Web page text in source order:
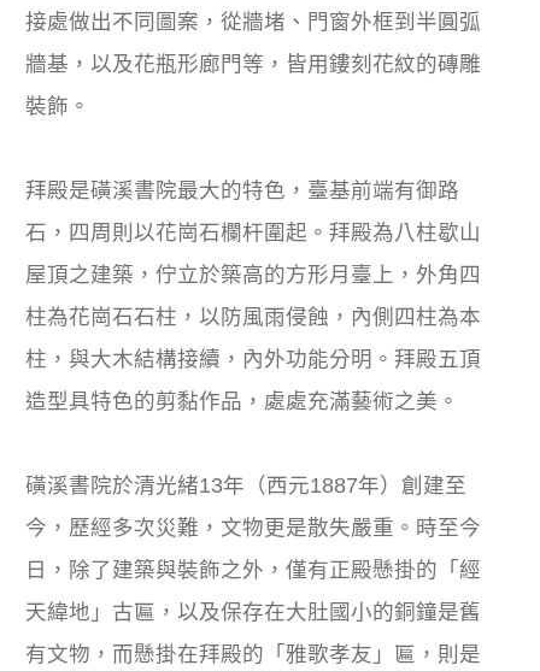
接處做出不同圖案，從牆堵、門窗外框到半圓弧
牆基，以及花瓶形廊門等，皆用鏤刻花紋的磚雕
裝飾。
拜殿是磺溪書院最大的特色，臺基前端有御路
石，四周則以花崗石欄杆圍起。拜殿為八柱歇山
屋頂之建築，佇立於築高的方形月臺上，外角四
柱為花崗石石柱，以防風雨侵蝕，內側四柱為本
柱，與大木結構接續，內外功能分明。拜殿五頂
造型具特色的剪黏作品，處處充滿藝術之美。
磺溪書院於清光緒13年（西元1887年）創建至
今，歷經多次災難，文物更是散失嚴重。時至今
日，除了建築與裝飾之外，僅有正殿懸掛的「經
天緯地」古匾，以及保存在大肚國小的銅鐘是舊
有文物，而懸掛在拜殿的「雅歌孝友」匾，則是